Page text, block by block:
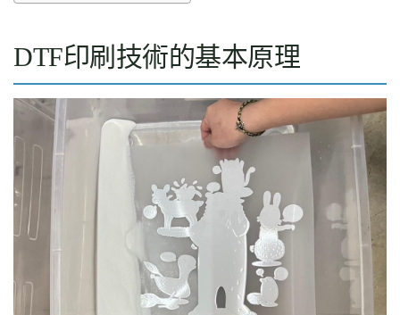
DTF印刷技術的基本原理